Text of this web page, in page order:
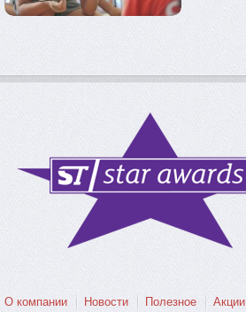
О компании Новости Полезное Акции